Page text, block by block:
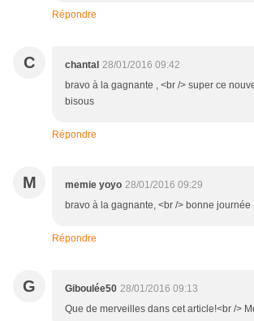
Répondre
C chantal 28/01/2016 09:42
bravo à la gagnante , <br /> super ce
bisous
Répondre
M memie yoyo 28/01/2016 09:29
bravo à la gagnante, <br /> bonne journée
Répondre
G Giboulée50 28/01/2016 09:13
Que de merveilles dans cet article!<br />